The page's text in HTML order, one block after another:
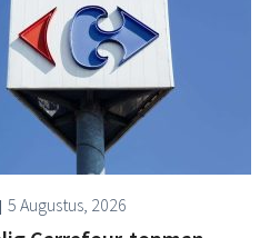
5 Augustus, 2026